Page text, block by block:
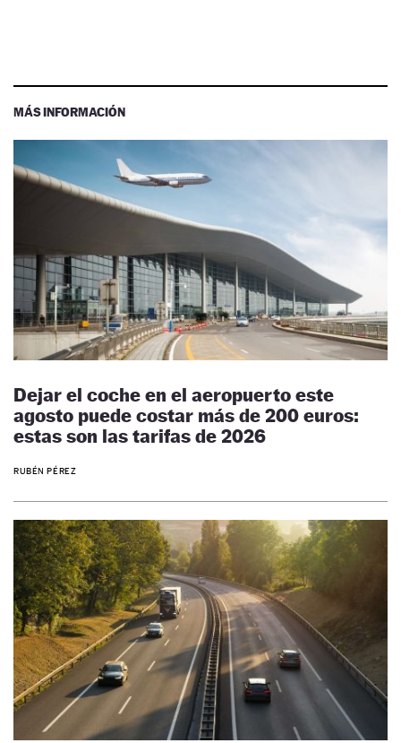
MÁS INFORMACIÓN
Dejar el coche en el aeropuerto este
agosto puede costar más de 200 euros:
estas son las tarifas de 2026
RUBÉN PÉREZ